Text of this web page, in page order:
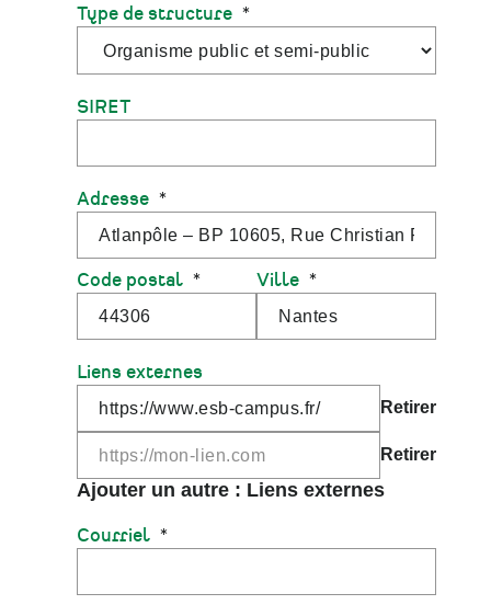
Type de structure
SIRET
Adresse
Code postal Ville
Liens externes
Courriel